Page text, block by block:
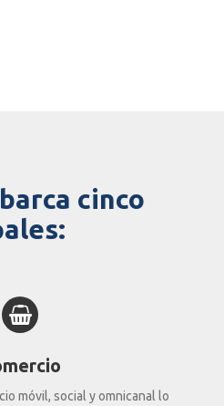
cinco
móvil, social y omnicanal lo